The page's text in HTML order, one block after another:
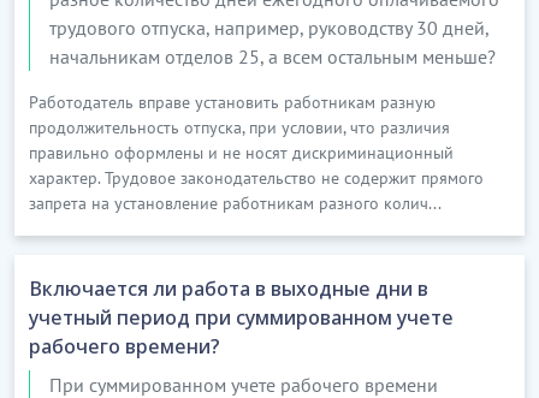
трудового отпуска, например, руководству 30 дней,
начальникам отделов 25, а всем остальным меньше?
Работодатель вправе установить работникам разную
продолжительность отпуска, при условии, что различия
правильно оформлены и не носят дискриминационный
характер. Трудовое законодательство не содержит прямого
запрета на установление работникам разного колич...
Включается ли работа в выходные дни в
учетный период при суммированном учете
рабочего времени?
При суммированном учете рабочего времени